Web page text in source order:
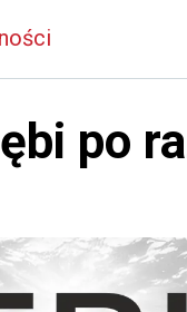
po